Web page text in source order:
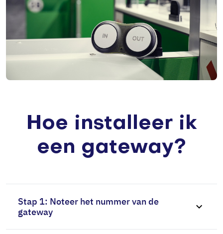
Hoe installeer ik
een gateway?
Stap 1: Noteer het nummer van de
gateway